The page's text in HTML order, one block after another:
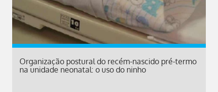
Organização postural do recém-nascido pré-termo
na unidade neonatal: o uso do ninho